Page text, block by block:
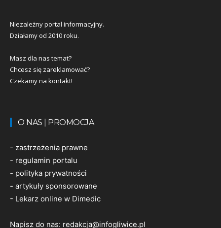
Niezależny portal informacyjny.
Działamy od 2010 roku.
Masz dla nas temat?
Chcesz się zareklamować?
Czekamy na kontakt!
O NAS | PROMOCJA
- zastrzeżenia prawne
- regulamin portalu
- polityka prywatności
- artykuły sponsorowane
- Lekarz online w Dimedic
Napisz do nas: redakcja@infogliwice.pl